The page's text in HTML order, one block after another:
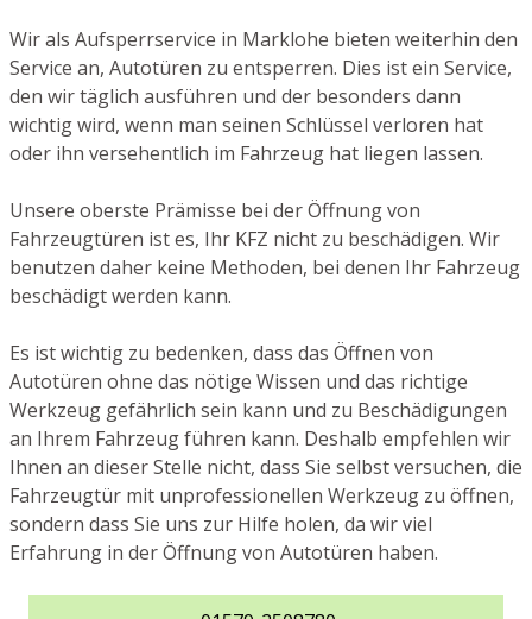
Wir als Aufsperrservice in Marklohe bieten weiterhin den
Service an, Autotüren zu entsperren. Dies ist ein Service,
den wir täglich ausführen und der besonders dann
wichtig wird, wenn man seinen Schlüssel verloren hat
oder ihn versehentlich im Fahrzeug hat liegen lassen.
Unsere oberste Prämisse bei der Öffnung von
Fahrzeugtüren ist es, Ihr KFZ nicht zu beschädigen. Wir
benutzen daher keine Methoden, bei denen Ihr Fahrzeug
beschädigt werden kann.
Es ist wichtig zu bedenken, dass das Öffnen von
Autotüren ohne das nötige Wissen und das richtige
Werkzeug gefährlich sein kann und zu Beschädigungen
an Ihrem Fahrzeug führen kann. Deshalb empfehlen wir
Ihnen an dieser Stelle nicht, dass Sie selbst versuchen, die
Fahrzeugtür mit unprofessionellen Werkzeug zu öffnen,
sondern dass Sie uns zur Hilfe holen, da wir viel
Erfahrung in der Öffnung von Autotüren haben.